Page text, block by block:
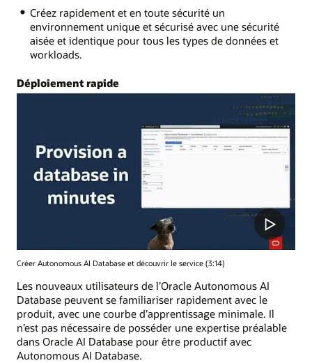
Créez rapidement et en toute sécurité un
environnement unique et sécurisé avec une sécurité
aisée et identique pour tous les types de données et
workloads.
Déploiement rapide
Créer Autonomous AI Database et découvrir le service (3:14)
Les nouveaux utilisateurs de l’Oracle Autonomous AI
Database peuvent se familiariser rapidement avec le
produit, avec une courbe d’apprentissage minimale. Il
n’est pas nécessaire de posséder une expertise préalable
dans Oracle AI Database pour être productif avec
Autonomous AI Database.